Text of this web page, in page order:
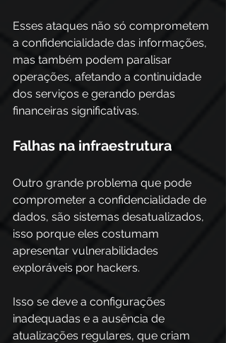
Esses ataques não só comprometem
a confidencialidade das informações,
mas também podem paralisar
operações, afetando a continuidade
dos serviços e gerando perdas
financeiras significativas.
Falhas na infraestrutura
Outro grande problema que pode
comprometer a confidencialidade de
dados, são sistemas desatualizados,
isso porque eles costumam
apresentar vulnerabilidades
exploráveis por hackers.
Isso se deve a configurações
inadequadas e a ausência de
atualizações regulares, que criam